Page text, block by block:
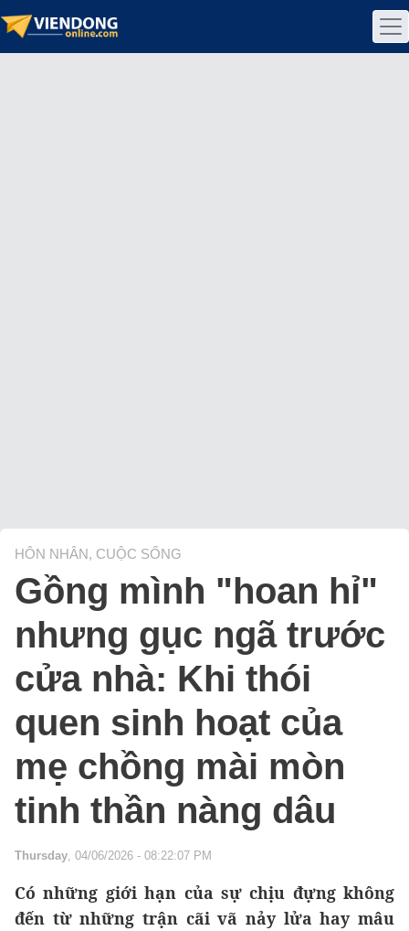
HÔN NHÂN, CUỘC SỐNG
Gồng mình "hoan hỉ"
nhưng gục ngã trước
cửa nhà: Khi thói
quen sinh hoạt của
mẹ chồng mài mòn
tinh thần nàng dâu
Thursday, 04/06/2026 - 08:22:07 PM
Có những giới hạn của sự chịu đựng không
đến từ những trận cãi vã nảy lửa hay mâu